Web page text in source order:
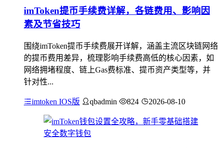
imToken提币手续费详解，各链费用、影响因
素及节省技巧
围绕imToken提币手续费展开详解，涵盖主流区块链网络
的提币费用差异，梳理影响手续费高低的核心因素，如
网络拥堵程度、链上Gas费标准、提币资产类型等，并
针对性...
imtoken IOS版 qbadmin 824 2026-08-10